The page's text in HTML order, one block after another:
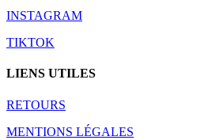
INSTAGRAM
TIKTOK
LIENS UTILES
RETOURS
MENTIONS LÉGALES